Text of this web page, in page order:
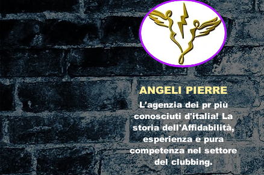
ANGELI PIERRE
L'agenzia dei pr più
conosciuti d'italia! La
storia dell'Affidabilità,
esperienza e pura
competenza nel settore
del clubbing.